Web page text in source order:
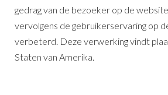
gedrag van de bezoeker op de
vervolgens de gebruikerservaring op
verbeterd. Deze verwerking vindt
Staten van Amerika.